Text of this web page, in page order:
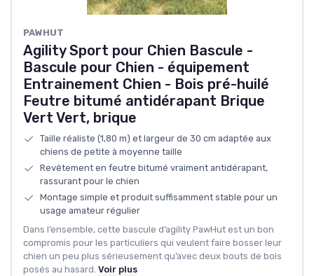
PAWHUT
Agility Sport pour Chien Bascule -
Bascule pour Chien - équipement
Entrainement Chien - Bois pré-huilé
Feutre bitumé antidérapant Brique
Vert Vert, brique
Taille réaliste (1,80 m) et largeur de 30 cm adaptée aux
chiens de petite à moyenne taille
Revêtement en feutre bitumé vraiment antidérapant,
rassurant pour le chien
Montage simple et produit suffisamment stable pour un
usage amateur régulier
Dans l’ensemble, cette bascule d’agility PawHut est un bon
compromis pour les particuliers qui veulent faire bosser leur
chien un peu plus sérieusement qu’avec deux bouts de bois
posés au hasard. Voir plus